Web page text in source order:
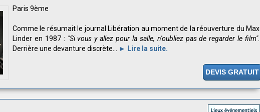
Paris 9ème
Comme le résumait le journal Libération au moment de la réouverture du Max
Linder en 1987 : "Si vous y allez pour la salle, n'oubliez pas de regarder le film".
Derrière une devanture discrète... ► Lire la suite.
DEVIS GRATUIT